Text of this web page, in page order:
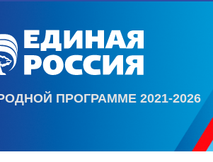
ПРОГРАММЕ 2021-2026